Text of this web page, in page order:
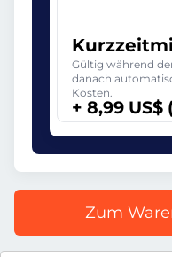
Gültig während
danach
Kosten.
+ 8,99
Zum